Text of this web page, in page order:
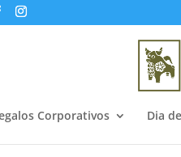
Corporativos Dia